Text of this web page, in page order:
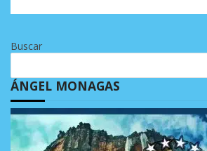
Buscar
ÁNGEL MONAGAS